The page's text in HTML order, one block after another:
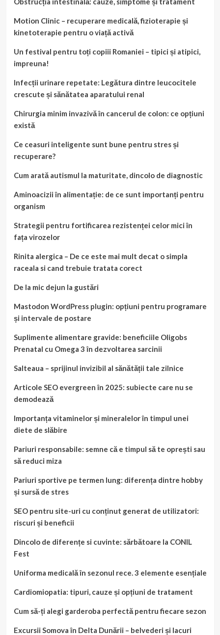
Motion Clinic – recuperare medicală, fizioterapie și
kinetoterapie pentru o viață activă
Un festival pentru toți copiii Romaniei – tipici și atipici,
impreuna!
Infecții urinare repetate: Legătura dintre leucocitele
crescute și sănătatea aparatului renal
Chirurgia minim invazivă în cancerul de colon: ce opțiuni
există
Ce ceasuri inteligente sunt bune pentru stres și
recuperare?
Cum arată autismul la maturitate, dincolo de diagnostic
Aminoacizii în alimentație: de ce sunt importanți pentru
organism
Strategii pentru fortificarea rezistenței celor mici în
fața virozelor
Rinita alergica – De ce este mai mult decat o simpla
raceala si cand trebuie tratata corect
De la mic dejun la gustări
Mastodon WordPress plugin: opțiuni pentru programare
și intervale de postare
Suplimente alimentare gravide: beneficiile Oligobs
Prenatal cu Omega 3 în dezvoltarea sarcinii
Salteaua – sprijinul invizibil al sănătății tale zilnice
Articole SEO evergreen în 2025: subiecte care nu se
demodează
Importanța vitaminelor și mineralelor în timpul unei
diete de slăbire
Pariuri responsabile: semne că e timpul să te oprești sau
să reduci miza
Pariuri sportive pe termen lung: diferența dintre hobby
și sursă de stres
SEO pentru site-uri cu conținut generat de utilizatori:
riscuri și beneficii
Dincolo de diferențe si cuvinte: sărbătoare la CONIL
Fest
Uniforma medicală în sezonul rece. 3 elemente esențiale
Cardiomiopatia: tipuri, cauze și opțiuni de tratament
Cum să-ți alegi garderoba perfectă pentru fiecare sezon
Excursii Somova în Delta Dunării – belvederi și lacuri